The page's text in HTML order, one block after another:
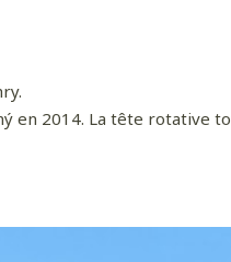
2014. La tête rotative